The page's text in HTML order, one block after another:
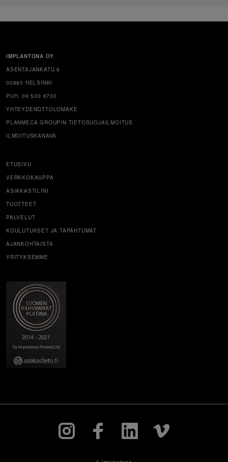
IMPLANTONA OY
ASENTAJANKATU 6
00880 HELSINKI
PUH. 09 530 6730
YHTEYDENOTTOLOMAKE
PLANMECA GROUPIN TIETOSUOJAILMOITUS
ILMOITUSKANAVA
ETUSIVU
VERKKOKAUPPA
ASIAKASTILINI
TUOTTEET
PALVELUT
KOULUTUKSET JA TAPAHTUMAT
AJANKOHTAISTA
YRITYKSEMME